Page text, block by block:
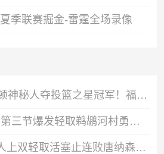
季联赛掘金-雷霆全场录像
全明星：华盛顿神秘人夺投篮之星冠军！福德夺得三分大赛冠军！
🏀夏联-步行者第三节爆发轻取鹈鹕河村勇辉5+5+12斯劳森22分
🏀夏联-热火5人上双轻取活塞止连败唐纳森20+8+10奥科里27分